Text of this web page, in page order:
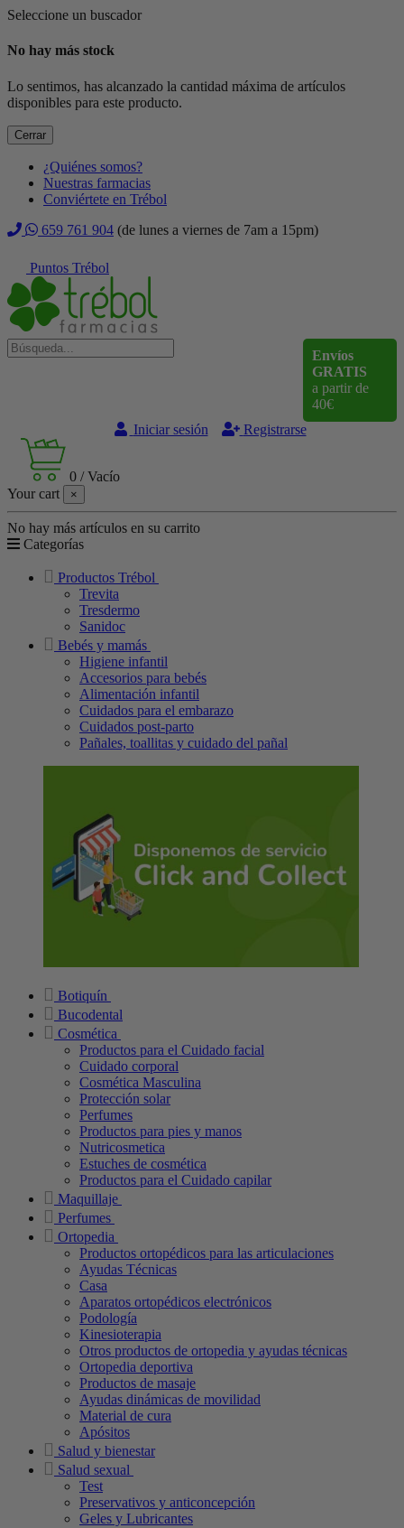
Seleccione un buscador
No hay más stock
Lo sentimos, has alcanzado la cantidad máxima de artículos
disponibles para este producto.
Cerrar
¿Quiénes somos?
Nuestras farmacias
Conviértete en Trébol
659 761 904 (de lunes a viernes de 7am a 15pm)
Puntos Trébol
Envíos
GRATIS
a partir de
40€
Iniciar sesión
Registrarse
0 /Vacío
Your cart
×
No hay más artículos en su carrito
Categorías
Productos Trébol
Trevita
Tresdermo
Sanidoc
Bebés y mamás
Higiene infantil
Accesorios para bebés
Alimentación infantil
Cuidados para el embarazo
Cuidados post-parto
Pañales, toallitas y cuidado del pañal
Botiquín
Bucodental
Cosmética
Productos para el Cuidado facial
Cuidado corporal
Cosmética Masculina
Protección solar
Perfumes
Productos para pies y manos
Nutricosmetica
Estuches de cosmética
Productos para el Cuidado capilar
Maquillaje
Perfumes
Ortopedia
Productos ortopédicos para las articulaciones
Ayudas Técnicas
Casa
Aparatos ortopédicos electrónicos
Podología
Kinesioterapia
Otros productos de ortopedia y ayudas técnicas
Ortopedia deportiva
Productos de masaje
Ayudas dinámicas de movilidad
Material de cura
Apósitos
Salud y bienestar
Salud sexual
Test
Preservativos y anticoncepción
Geles y Lubricantes